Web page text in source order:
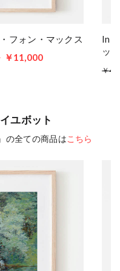
フォン・マックス
￥11,000
In
ッ
￥
ユボット
の全ての商品はこちら